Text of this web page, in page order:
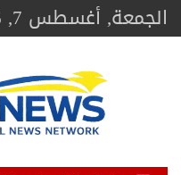
Skip
toالجمعة, أغسطس 7, 2026
BAZNEWS